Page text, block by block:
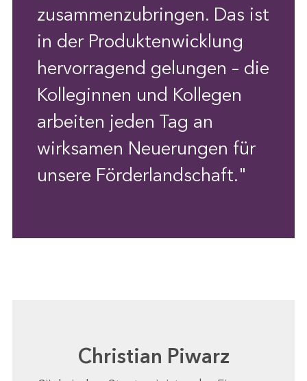
zusammenzubringen. Das ist
in der Produktenwicklung
hervorragend gelungen – die
Kolleginnen und Kollegen
arbeiten jeden Tag an
wirksamen Neuerungen für
unsere Förderlandschaft."
Christian Piwarz